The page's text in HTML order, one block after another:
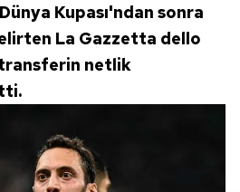
Kupası'ndan sonra
La Gazzetta dello
netlik